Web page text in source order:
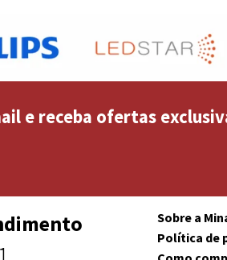
e receba ofertas
Sobre a
Política de